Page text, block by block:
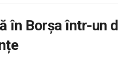
în Borșa într-un